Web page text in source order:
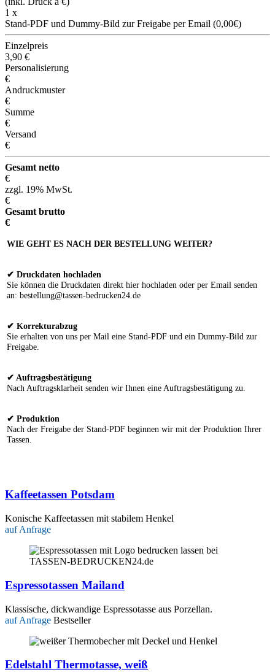
1 x
Stand-PDF und Dummy-Bild zur Freigabe per Email (0,00€)
Einzelpreis
3,90 €
Personalisierung
€
Andruckmuster
€
Summe
€
Versand
€
Gesamt netto
€
zzgl. 19% MwSt.
€
Gesamt brutto
€
WIE GEHT ES NACH DER BESTELLUNG WEITER?
✔ Druckdaten hochladen
Sie können die Druckdaten direkt hier hochladen oder per Email senden
an: bestellung@tassen-bedrucken24.de
✔ Korrekturabzug
Sie erhalten von uns per Mail eine Stand-PDF und ein Dummy-Bild zur
Freigabe.
✔ Auftragsbestätigung
Nach Auftragsklarheit senden wir Ihnen eine Auftragsbestätigung zu.
✔ Produktion
Nach der Freigabe der Stand-PDF beginnen wir mit der Produktion Ihrer
Tassen.
Kaffeetassen Potsdam
Konische Kaffeetassen mit stabilem Henkel
auf Anfrage
Espressotassen Mailand
Klassische, dickwandige Espressotasse aus Porzellan.
auf Anfrage Bestseller
Edelstahl Thermotasse, weiß